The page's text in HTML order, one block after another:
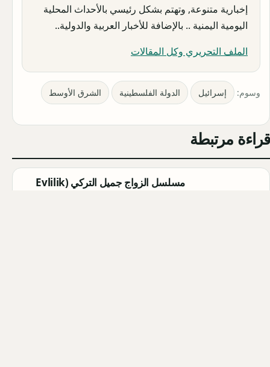
إخبارية متنوعة, وتهتم بشكل رئيسي بالأحداث المحلية
اليومية اليمنية .. بالإضافة للأخبار العربية والدولية..
الملف التحريري وكل المقالات
وسوم: إسرائيل الدولة الفلسطينية الشرق الأوسط
قراءة مرتبطة
مسلسل الزواج جميل التركي (Evlilik